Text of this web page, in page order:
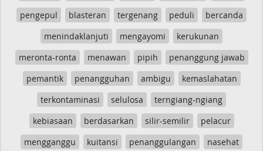
pengepul
blasteran tergenang peduli
bercanda
menindaklanjuti
mengayomi
kerukunan
meronta-ronta
menawan pipih
penanggung jawab
pemantik
penangguhan ambigu
kemaslahatan
terkontaminasi
selulosa
terngiang-ngiang
kebiasaan
berdasarkan silir-semilir
pelacur
mengganggu
kuitansi penanggulangan
nasehat